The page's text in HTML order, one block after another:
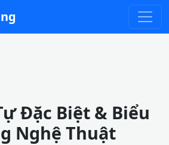
Đặc Biệt & Biểu
Nghệ Thuật